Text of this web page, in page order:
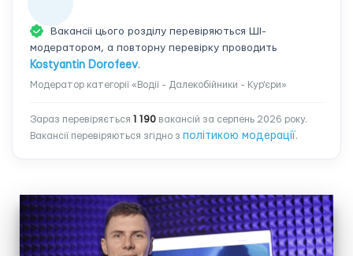
Вакансії цього розділу перевіряються ШІ-
модератором, а повторну перевірку проводить
Kostyantin Dorofeev.
Модератор категорії «Водії - Далекобійники - Кур'єри»
Зараз перевіряється 1 190 вакансій за серпень 2026 року.
Вакансії перевіряються згідно з політикою модерації .